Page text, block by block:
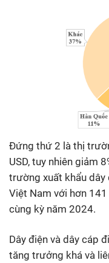
Đứng thứ 2 là thị
USD, tuy nhiên giảm
trường xuất khẩu dây
Việt Nam với hơn 141
cùng kỳ năm 2024.
Dây điện và dây cáp
tăng trưởng khá và